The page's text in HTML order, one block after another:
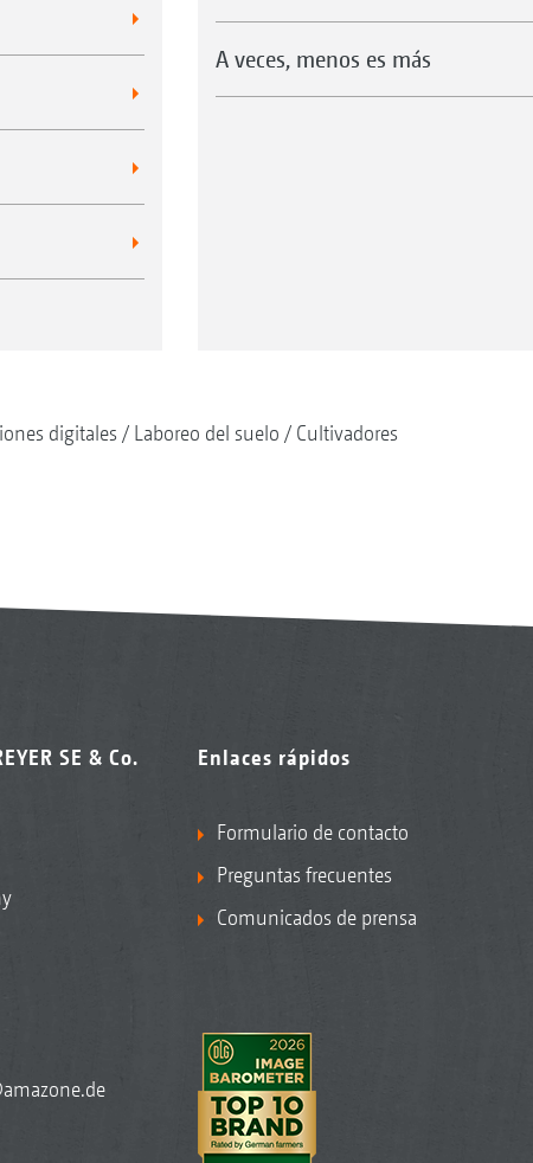
A veces, menos es más
digitales Laboreo del suelo Cultivadores
SE & Co.
Enlaces rápidos
Formulario de contacto
Preguntas frecuentes
Comunicados de prensa